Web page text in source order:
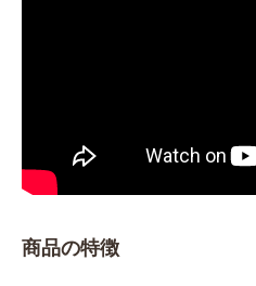
商品の特徴